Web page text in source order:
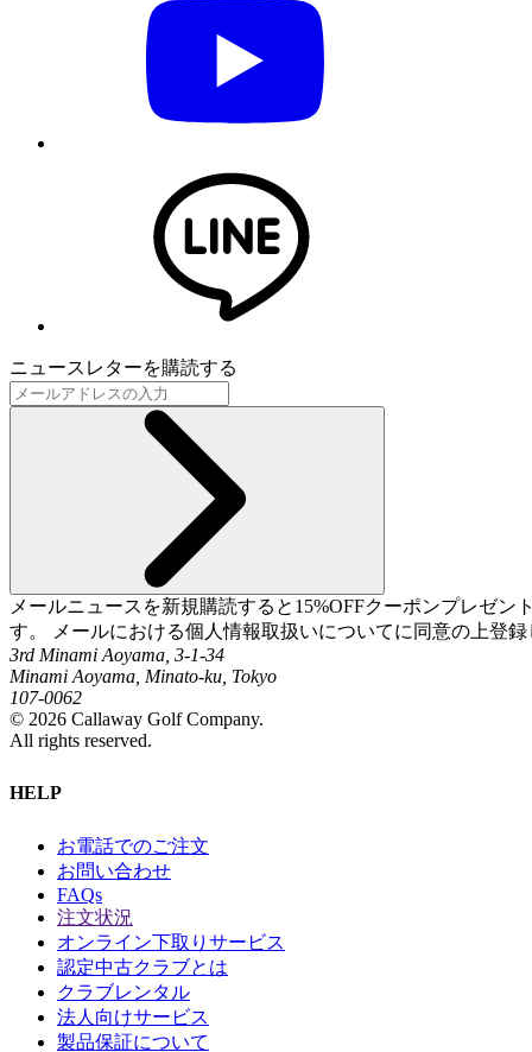
ニュースレターを購読する
メールニュースを新規購読すると15%OFFクーポンプレゼ
す。 メールにおける個人情報取扱いについてに同意の上登
3rd Minami Aoyama, 3-1-34
Minami Aoyama, Minato-ku, Tokyo
107-0062
© 2026 Callaway Golf Company.
All rights reserved.
HELP
お電話でのご注文
お問い合わせ
FAQs
注文状況
オンライン下取りサービス
認定中古クラブとは
クラブレンタル
法人向けサービス
製品保証について